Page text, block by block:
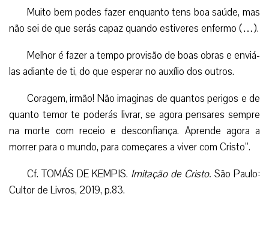
Muito bem podes fazer enquanto tens boa saúde, mas
não sei de que serás capaz quando estiveres enfermo (…).
Melhor é fazer a tempo provisão de boas obras e enviá-
las adiante de ti, do que esperar no auxílio dos outros.
Coragem, irmão! Não imaginas de quantos perigos e de
quanto temor te poderás livrar, se agora pensares sempre
na morte com receio e desconfiança. Aprende agora a
morrer para o mundo, para começares a viver com Cristo”.
Cf. TOMÁS DE KEMPIS. Imitação de Cristo. São Paulo:
Cultor de Livros, 2019, p.83.